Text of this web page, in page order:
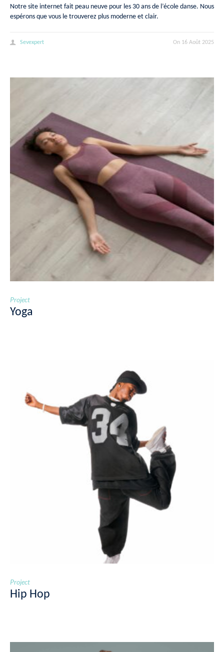
Notre site internet fait peau neuve pour les 30 ans de l’école danse. Nous
espérons que vous le trouverez plus moderne et clair.
On 16 Août 2025
Sevexpert
Project
Yoga
Project
Hip Hop